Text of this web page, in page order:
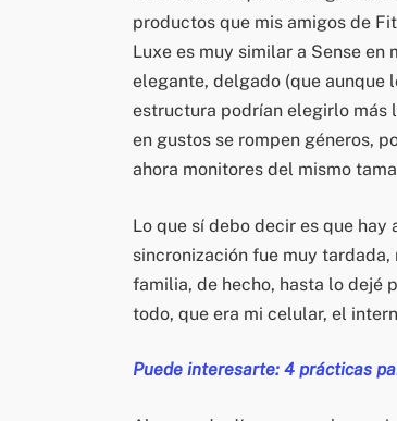
productos que mis amigos de
Luxe es muy similar a Sense en
elegante, delgado (que aunque
estructura podrían elegirlo más
en gustos se rompen géneros,
ahora monitores del mismo
Lo que sí debo decir es que
sincronización fue muy
familia, de hecho, hasta lo dejé
todo, que era mi celular, el
Puede interesarte: 4 prácticas